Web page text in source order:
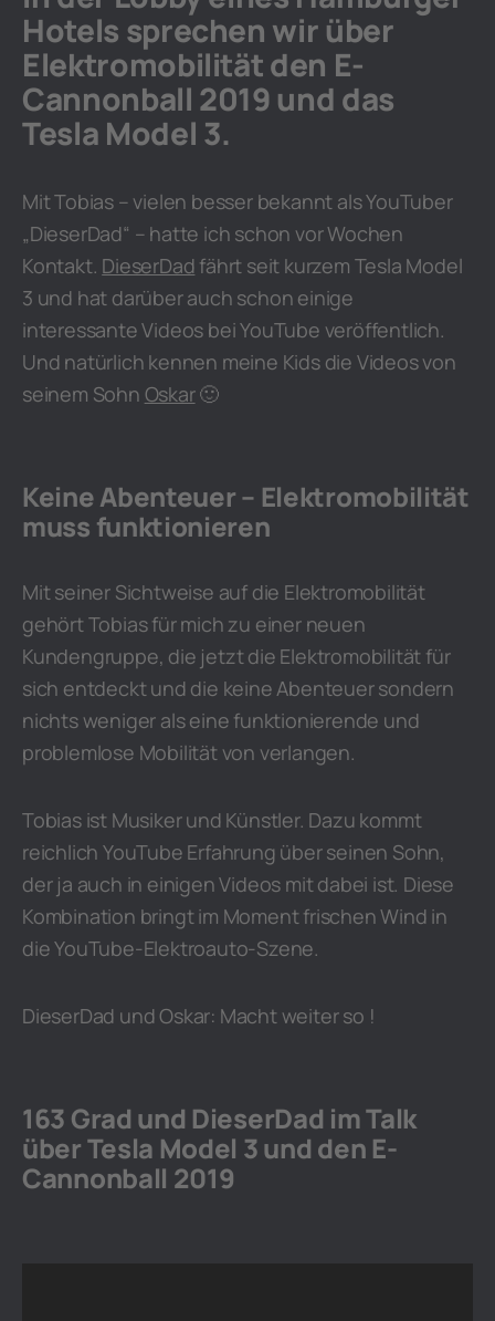
Hotels sprechen wir über
Elektromobilität den E-
Cannonball 2019 und das
Tesla Model 3.
Mit Tobias – vielen besser bekannt als YouTuber
„DieserDad“ – hatte ich schon vor Wochen
Kontakt. DieserDad fährt seit kurzem Tesla Model
3 und hat darüber auch schon einige
interessante Videos bei YouTube veröffentlich.
Und natürlich kennen meine Kids die Videos von
seinem Sohn Oskar🙂
Keine Abenteuer – Elektromobilität
muss funktionieren
Mit seiner Sichtweise auf die Elektromobilität
gehört Tobias für mich zu einer neuen
Kundengruppe, die jetzt die Elektromobilität für
sich entdeckt und die keine Abenteuer sondern
nichts weniger als eine funktionierende und
problemlose Mobilität von verlangen.
Tobias ist Musiker und Künstler. Dazu kommt
reichlich YouTube Erfahrung über seinen Sohn,
der ja auch in einigen Videos mit dabei ist. Diese
Kombination bringt im Moment frischen Wind in
die YouTube-Elektroauto-Szene.
DieserDad und Oskar: Macht weiter so !
163 Grad und DieserDad im Talk
über Tesla Model 3 und den E-
Cannonball 2019